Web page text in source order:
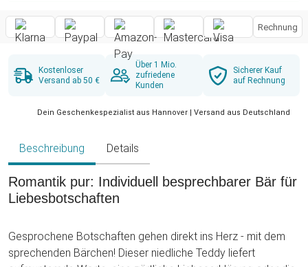
Rechnung
Kostenloser
Versand ab 50 €
Über 1 Mio.
zufriedene
Kunden
Sicherer Kauf
auf Rechnung
Dein Geschenkespezialist aus Hannover | Versand aus Deutschland
Beschreibung Details
Romantik pur: Individuell besprechbarer Bär für
Liebesbotschaften
Gesprochene Botschaften gehen direkt ins Herz - mit dem
sprechenden Bärchen! Dieser niedliche Teddy liefert